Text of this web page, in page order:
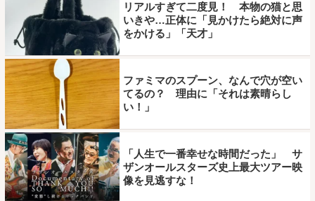
リアルすぎて二度見！ 本物の猫と思
いきや…正体に「見かけたら絶対に声
をかける」「天才」
ファミマのスプーン、なんで穴が空い
てるの？ 理由に「それは素晴らし
い！」
「人生で一番幸せな時間だった」 サ
ザンオールスターズ史上最大ツアー映
像を見逃すな！